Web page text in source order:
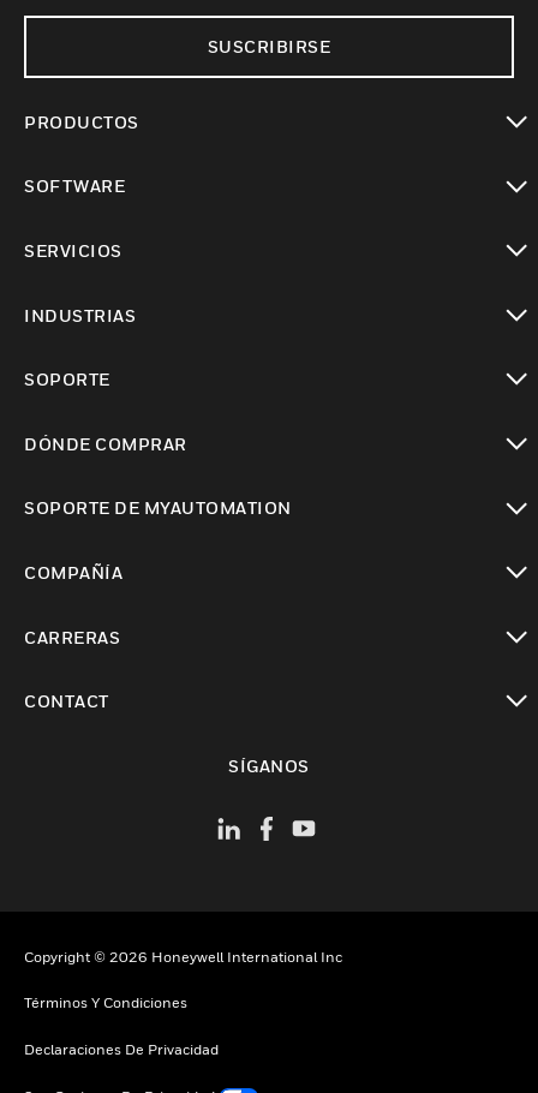
SUSCRIBIRSE
PRODUCTOS
SOFTWARE
SERVICIOS
INDUSTRIAS
SOPORTE
DÓNDE COMPRAR
SOPORTE DE MYAUTOMATION
COMPAÑÍA
CARRERAS
CONTACT
SÍGANOS
Copyright © 2026 Honeywell International Inc
Términos Y Condiciones
Declaraciones De Privacidad